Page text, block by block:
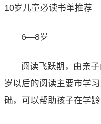
10岁儿童必读书单推荐
6—8岁
阅读飞跃期，由亲
岁以后的阅读主要市学
础，可以帮助孩子在学